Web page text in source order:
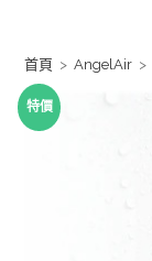
content
首頁 > AngelAir >
特價